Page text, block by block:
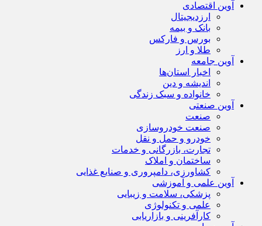
آوین اقتصادی
ارزدیجیتال
بانک و بیمه
بورس و فارکس
طلا و ارز
آوین جامعه
اخبار استان‌ها
اندیشه و دین
خانواده و سبک زندگی
آوین صنعتی
صنعت
صنعت خودروسازی
خودرو و حمل و نقل
تجارت، بازرگانی و خدمات
ساختمان و املاک
کشاورزی، دامپروری و صنایع غذایی
آوین علمی و آموزشی
پزشکی، سلامت و زیبایی
علمی و تکنولوژی
کارآفرینی و بازاریابی